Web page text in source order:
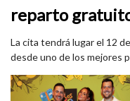
reparto
La cita tendrá lugar el 12
desde uno de los mejores